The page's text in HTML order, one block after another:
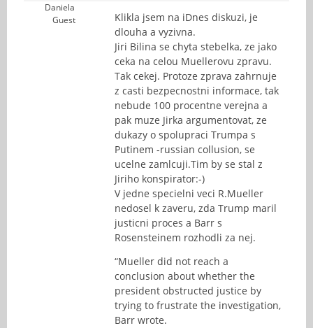
Daniela
Guest
Klikla jsem na iDnes diskuzi, je
dlouha a vyzivna.
Jiri Bilina se chyta stebelka, ze jako
ceka na celou Muellerovu zpravu.
Tak cekej. Protoze zprava zahrnuje
z casti bezpecnostni informace, tak
nebude 100 procentne verejna a
pak muze Jirka argumentovat, ze
dukazy o spolupraci Trumpa s
Putinem -russian collusion, se
ucelne zamlcuji.Tim by se stal z
Jiriho konspirator:-)
V jedne specielni veci R.Mueller
nedosel k zaveru, zda Trump maril
justicni proces a Barr s
Rosensteinem rozhodli za nej.
“Mueller did not reach a
conclusion about whether the
president obstructed justice by
trying to frustrate the investigation,
Barr wrote.